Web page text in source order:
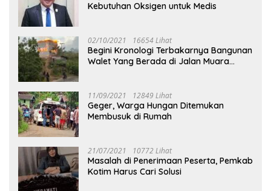
Kebutuhan Oksigen untuk Medis
02/10/2021 16654 Lihat
Begini Kronologi Terbakarnya Bangunan
Walet Yang Berada di Jalan Muara
11/09/2021 12849 Lihat
Geger, Warga Hungan Ditemukan
Membusuk di Rumah
21/07/2021 10772 Lihat
Masalah di Penerimaan Peserta, Pemkab
Kotim Harus Cari Solusi